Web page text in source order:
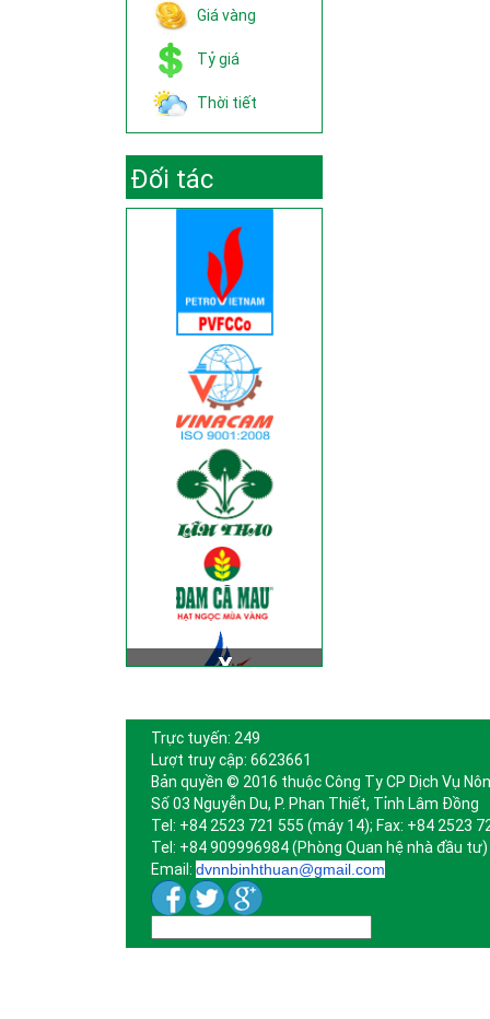
Giá vàng
Tỷ giá
Thời tiết
Đối tác
Trực tuyến: 249
Lượt truy cập: 6623661
Bản quyền © 2016 thuộc Công Ty CP Dịch Vụ
Số 03 Nguyễn Du, P. Phan Thiết, Tỉnh Lâm Đồng
Tel: +84 2523 721 555 (máy 14); Fax: +84 2523
Tel: +84 909996984 (Phòng Quan hệ nhà đầu tư)
Email: dvnnbinhthuan@gmail.com